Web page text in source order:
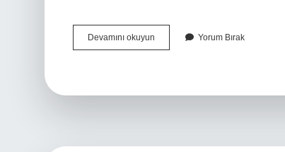
Devamını okuyun Pedagojik
formasyon
Yorum Bırak